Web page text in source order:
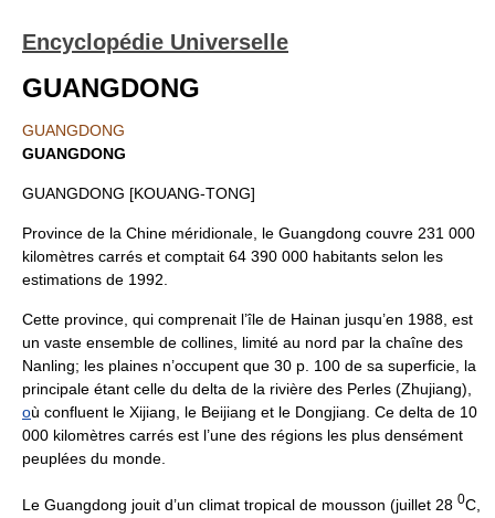
Encyclopédie Universelle
GUANGDONG
GUANGDONG
GUANGDONG
GUANGDONG [KOUANG-TONG]
Province de la Chine méridionale, le Guangdong couvre 231 000
kilomètres carrés et comptait 64 390 000 habitants selon les
estimations de 1992.
Cette province, qui comprenait l’île de Hainan jusqu’en 1988, est
un vaste ensemble de collines, limité au nord par la chaîne des
Nanling; les plaines n’occupent que 30 p. 100 de sa superficie, la
principale étant celle du delta de la rivière des Perles (Zhujiang),
où confluent le Xijiang, le Beijiang et le Dongjiang. Ce delta de 10
000 kilomètres carrés est l’une des régions les plus densément
peuplées du monde.
Le Guangdong jouit d’un climat tropical de mousson (juillet 28 0C,